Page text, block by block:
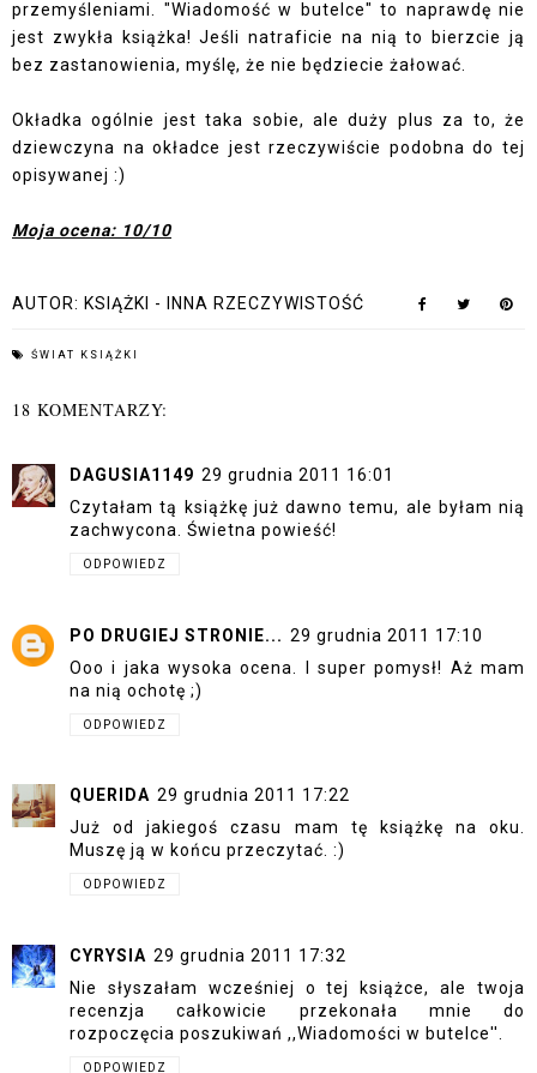
przemyśleniami. "Wiadomość w butelce" to naprawdę nie
jest zwykła książka! Jeśli natraficie na nią to bierzcie ją
bez zastanowienia, myślę, że nie będziecie żałować.
Okładka ogólnie jest taka sobie, ale duży plus za to, że
dziewczyna na okładce jest rzeczywiście podobna do tej
opisywanej :)
Moja ocena: 10/10
AUTOR: KSIĄŻKI - INNA RZECZYWISTOŚĆ
ŚWIAT KSIĄŻKI
18 KOMENTARZY:
DAGUSIA1149 29 grudnia 2011 16:01
Czytałam tą książkę już dawno temu, ale byłam nią
zachwycona. Świetna powieść!
ODPOWIEDZ
PO DRUGIEJ STRONIE... 29 grudnia 2011 17:10
Ooo i jaka wysoka ocena. I super pomysł! Aż mam
na nią ochotę ;)
ODPOWIEDZ
QUERIDA 29 grudnia 2011 17:22
Już od jakiegoś czasu mam tę książkę na oku.
Muszę ją w końcu przeczytać. :)
ODPOWIEDZ
CYRYSIA 29 grudnia 2011 17:32
Nie słyszałam wcześniej o tej książce, ale twoja
recenzja całkowicie przekonała mnie do
rozpoczęcia poszukiwań ,,Wiadomości w butelce''.
ODPOWIEDZ